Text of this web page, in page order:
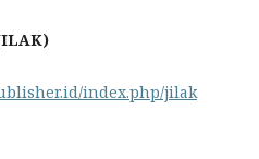
index.php/jilak